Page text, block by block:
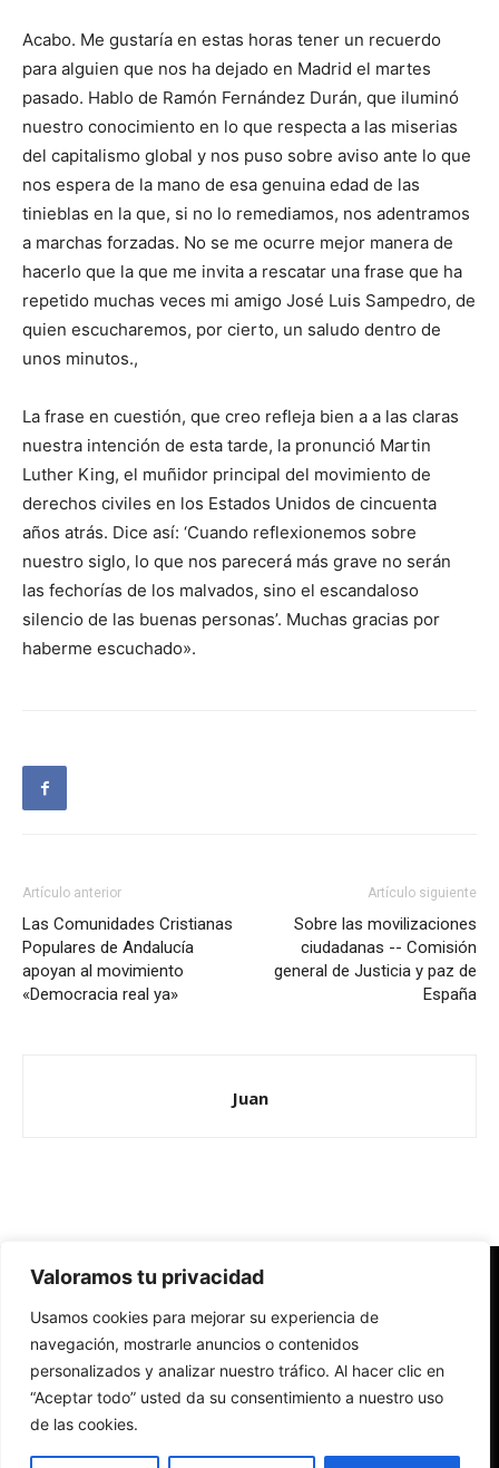
Valoramos tu privacidad
Usamos cookies para mejorar su experiencia de
navegación, mostrarle anuncios o contenidos
personalizados y analizar nuestro tráfico. Al hacer clic en
“Aceptar todo” usted da su consentimiento a nuestro uso
de las cookies.
Acabo. Me gustaría en estas horas tener un recuerdo
para alguien que nos ha dejado en Madrid el martes
pasado. Hablo de Ramón Fernández Durán, que iluminó
nuestro conocimiento en lo que respecta a las miserias
del capitalismo global y nos puso sobre aviso ante lo que
nos espera de la mano de esa genuina edad de las
tinieblas en la que, si no lo remediamos, nos adentramos
a marchas forzadas. No se me ocurre mejor manera de
hacerlo que la que me invita a rescatar una frase que ha
repetido muchas veces mi amigo José Luis Sampedro, de
quien escucharemos, por cierto, un saludo dentro de
unos minutos.,
La frase en cuestión, que creo refleja bien a a las claras
nuestra intención de esta tarde, la pronunció Martin
Luther King, el muñidor principal del movimiento de
derechos civiles en los Estados Unidos de cincuenta
años atrás. Dice así: ‘Cuando reflexionemos sobre
nuestro siglo, lo que nos parecerá más grave no serán
las fechorías de los malvados, sino el escandaloso
silencio de las buenas personas’. Muchas gracias por
haberme escuchado».
Artículo anterior
Las Comunidades Cristianas
Populares de Andalucía
apoyan al movimiento
«Democracia real ya»
Artículo siguiente
Sobre las movilizaciones
ciudadanas -- Comisión
general de Justicia y paz de
España
Juan
Redes Cristianas
Una mirada alternativa sobre la Iglesia católica y la sociedad
- Colectivos de Redes Cristianas